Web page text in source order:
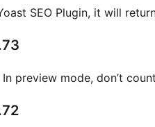
SEO Plugin, it will
In preview mode, don’t